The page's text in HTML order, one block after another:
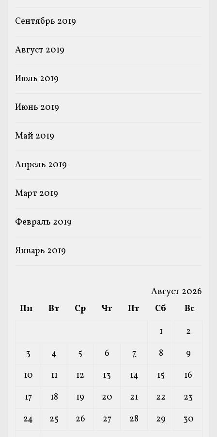
Сентябрь 2019
Август 2019
Июль 2019
Июнь 2019
Май 2019
Апрель 2019
Март 2019
Февраль 2019
Январь 2019
Август 2026
Пн
Вт Ср Чт Пт Сб
Вс
1
2
3
4 5 6 7 8
9
10
11 12 13 14 15
16
17
18 19 20 21 22
23
24
25 26 27 28 29
30